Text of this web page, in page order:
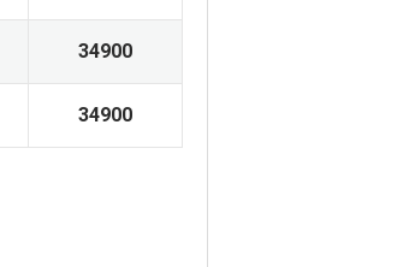
34900
34900